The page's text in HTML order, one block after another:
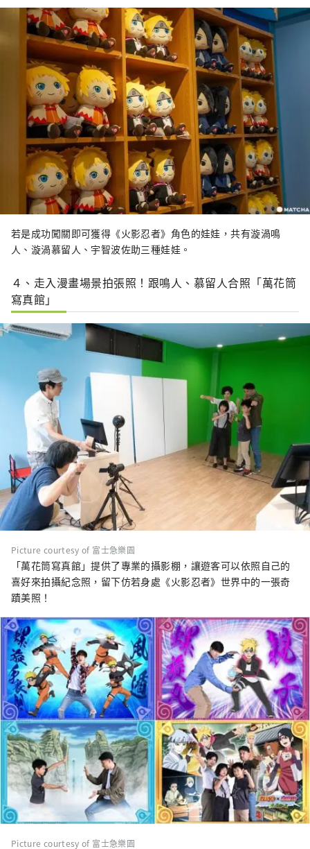
若是成功闖關即可獲得《火影忍者》角色的娃娃，共有漩渦鳴
人、漩渦慕留人、宇智波佐助三種娃娃。
４、走入漫畫場景拍張照！跟鳴人、慕留人合照「萬花筒
寫真館」
Picture courtesy of 富士急樂園
「萬花筒寫真館」提供了專業的攝影棚，讓遊客可以依照自己的
喜好來拍攝紀念照，留下仿若身處《火影忍者》世界中的一張奇
蹟美照！
Picture courtesy of 富士急樂園